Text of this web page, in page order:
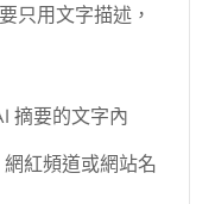
只用文字描述，
摘要的文字內
紅頻道或網站名